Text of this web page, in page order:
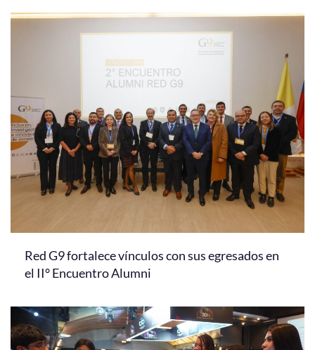
Red G9 fortalece vínculos con sus egresados en
el II° Encuentro Alumni